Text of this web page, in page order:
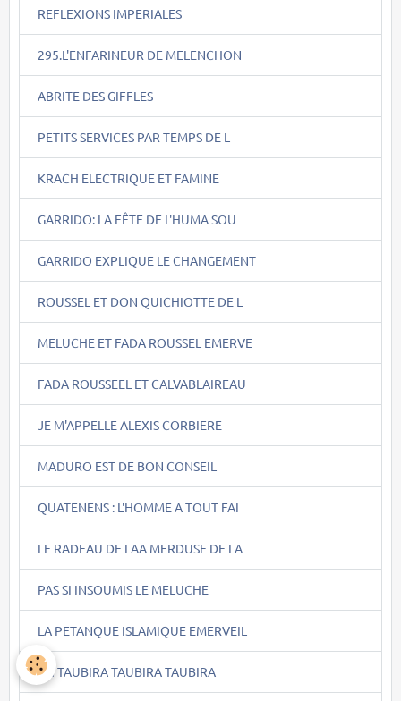
REFLEXIONS IMPERIALES
295.L'ENFARINEUR DE MELENCHON
ABRITE DES GIFFLES
PETITS SERVICES PAR TEMPS DE L
KRACH ELECTRIQUE ET FAMINE
GARRIDO: LA FÊTE DE L'HUMA SOU
GARRIDO EXPLIQUE LE CHANGEMENT
ROUSSEL ET DON QUICHIOTTE DE L
MELUCHE ET FADA ROUSSEL EMERVE
FADA ROUSSEEL ET CALVABLAIREAU
JE M'APPELLE ALEXIS CORBIERE
MADURO EST DE BON CONSEIL
QUATENENS : L'HOMME A TOUT FAI
LE RADEAU DE LAA MERDUSE DE LA
PAS SI INSOUMIS LE MELUCHE
LA PETANQUE ISLAMIQUE EMERVEIL
AH TAUBIRA TAUBIRA TAUBIRA